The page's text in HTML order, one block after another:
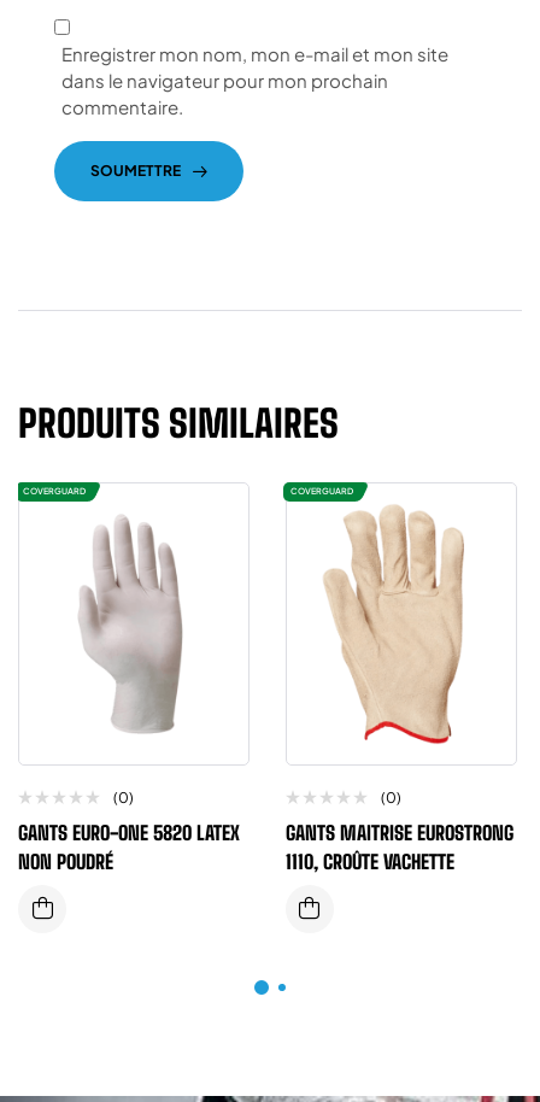
Enregistrer mon nom, mon e-mail et mon site
dans le navigateur pour mon prochain
commentaire.
SOUMETTRE
PRODUITS SIMILAIRES
COVERGUARD
(0)
GANTS EURO-ONE 5820 LATEX
NON POUDRÉ
COVERGUARD
(0)
GANTS MAITRISE EUROSTRONG
1110, CROÛTE VACHETTE